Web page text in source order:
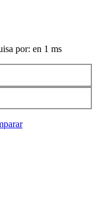
por: en 1 ms